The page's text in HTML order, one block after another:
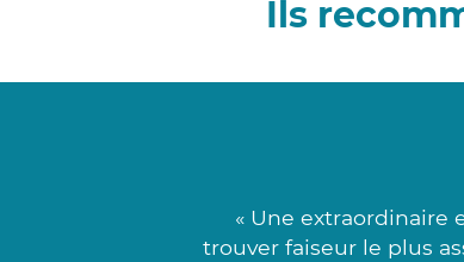
Ils
« Une extraordinaire
trouver faiseur le plus